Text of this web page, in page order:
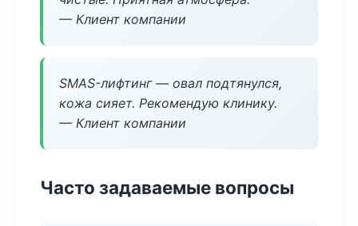
— Клиент компании
SMAS-лифтинг — овал подтянулся,
кожа сияет. Рекомендую клинику.
— Клиент компании
Часто задаваемые вопросы